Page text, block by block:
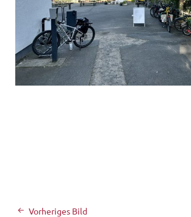
Vorheriges Bild